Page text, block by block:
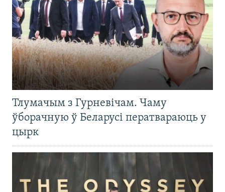
Тлумачым з Гурневічам. Чаму
ўборачную ў Беларусі ператвараюць у
цырк